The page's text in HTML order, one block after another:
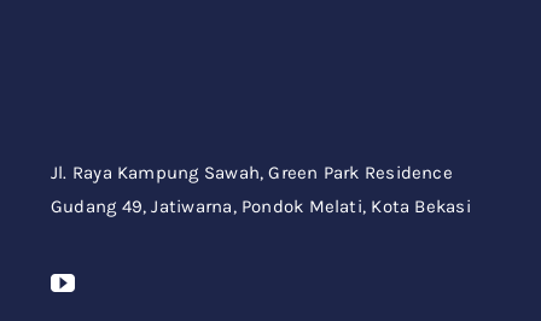
Jl. Raya Kampung Sawah,Green Park Residence
Gudang 49,Jatiwarna, Pondok Melati, Kota Bekasi